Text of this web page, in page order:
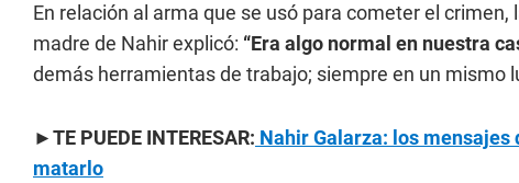
En relación al arma que se usó para cometer el
madre de Nahir explicó: “Era algo normal en nuestra
demás herramientas de trabajo; siempre en un mismo
►TE PUEDE INTERESAR: Nahir Galarza: los mensajes
matarlo